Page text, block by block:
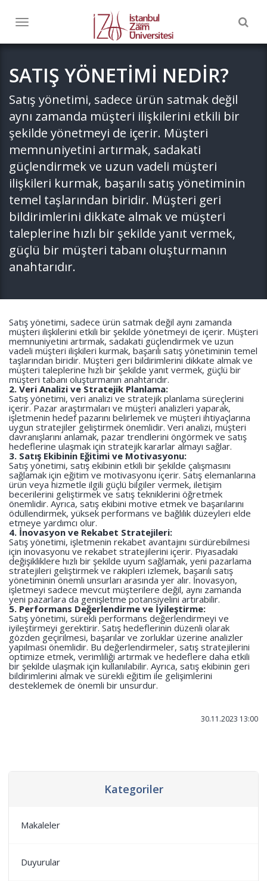
Toggle
SATIŞ YÖNETİMİ NEDİR?
Satış yönetimi, sadece ürün satmak değil
aynı zamanda müşteri ilişkilerini etkili bir
şekilde yönetmeyi de içerir. Müşteri
memnuniyetini artırmak, sadakati
güçlendirmek ve uzun vadeli müşteri
ilişkileri kurmak, başarılı satış yönetiminin
temel taşlarından biridir. Müşteri geri
bildirimlerini dikkate almak ve müşteri
taleplerine hızlı bir şekilde yanıt vermek,
güçlü bir müşteri tabanı oluşturmanın
anahtarıdır.
Kategoriler
Makaleler
Duyurular
Satış yönetimi, sadece ürün satmak değil aynı zamanda
müşteri ilişkilerini etkili bir şekilde yönetmeyi de içerir. Müşteri
memnuniyetini artırmak, sadakati güçlendirmek ve uzun
vadeli müşteri ilişkileri kurmak, başarılı satış yönetiminin temel
taşlarından biridir. Müşteri geri bildirimlerini dikkate almak ve
müşteri taleplerine hızlı bir şekilde yanıt vermek, güçlü bir
müşteri tabanı oluşturmanın anahtarıdır.
2. Veri Analizi ve Stratejik Planlama:
Satış yönetimi, veri analizi ve stratejik planlama süreçlerini
içerir. Pazar araştırmaları ve müşteri analizleri yaparak,
işletmenin hedef pazarını belirlemek ve müşteri ihtiyaçlarına
uygun stratejiler geliştirmek önemlidir. Veri analizi, müşteri
davranışlarını anlamak, pazar trendlerini öngörmek ve satış
hedeflerine ulaşmak için stratejik kararlar almayı sağlar.
3. Satış Ekibinin Eğitimi ve Motivasyonu:
Satış yönetimi, satış ekibinin etkili bir şekilde çalışmasını
sağlamak için eğitim ve motivasyonu içerir. Satış elemanlarına
ürün veya hizmetle ilgili güçlü bilgiler vermek, iletişim
becerilerini geliştirmek ve satış tekniklerini öğretmek
önemlidir. Ayrıca, satış ekibini motive etmek ve başarılarını
ödüllendirmek, yüksek performans ve bağlılık düzeyleri elde
etmeye yardımcı olur.
4. İnovasyon ve Rekabet Stratejileri:
Satış yönetimi, işletmenin rekabet avantajını sürdürebilmesi
için inovasyonu ve rekabet stratejilerini içerir. Piyasadaki
değişikliklere hızlı bir şekilde uyum sağlamak, yeni pazarlama
stratejileri geliştirmek ve rakipleri izlemek, başarılı satış
yönetiminin önemli unsurları arasında yer alır. İnovasyon,
işletmeyi sadece mevcut müşterilere değil, aynı zamanda
yeni pazarlara da genişletme potansiyelini artırabilir.
5. Performans Değerlendirme ve İyileştirme:
Satış yönetimi, sürekli performans değerlendirmeyi ve
iyileştirmeyi gerektirir. Satış hedeflerinin düzenli olarak
gözden geçirilmesi, başarılar ve zorluklar üzerine analizler
yapılması önemlidir. Bu değerlendirmeler, satış stratejilerini
optimize etmek, verimliliği artırmak ve hedeflere daha etkili
bir şekilde ulaşmak için kullanılabilir. Ayrıca, satış ekibinin geri
bildirimlerini almak ve sürekli eğitim ile gelişimlerini
desteklemek de önemli bir unsurdur.
30.11.2023 13:00